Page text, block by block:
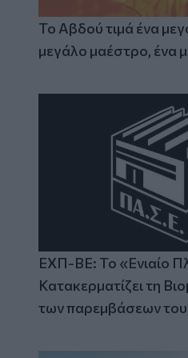
Το Αβδού τιμά ένα
μεγάλο μαέστρο, ένα
ΕΧΠ-ΒΕ: Το «Ενιαίο
Κατακερματίζει τη
των παρεμβάσεων